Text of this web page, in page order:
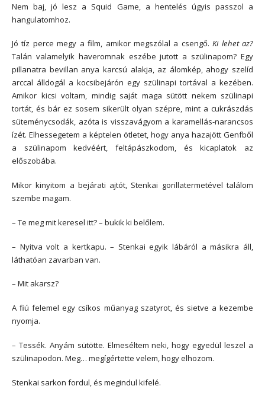
Nem baj, jó lesz a Squid Game, a hentelés úgyis passzol a
hangulatomhoz.
Jó tíz perce megy a film, amikor megszólal a csengő.Ki lehet az?
Talán valamelyik haveromnak eszébe jutott a szülinapom? Egy
pillanatra bevillan anya karcsú alakja, az álomkép, ahogy szelíd
arccal álldogál a kocsibejárón egy szülinapi tortával a kezében.
Amikor kicsi voltam, mindig saját maga sütött nekem szülinapi
tortát, és bár ez sosem sikerült olyan szépre, mint a cukrászdás
süteménycsodák, azóta is visszavágyom a karamellás-narancsos
ízét. Elhessegetem a képtelen ötletet, hogy anya hazajött Genfből
a szülinapom kedvéért, feltápászkodom, és kicaplatok az
előszobába.
Mikor kinyitom a bejárati ajtót, Stenkai gorillatermetével találom
szembe magam.
– Te meg mit keresel itt? – bukik ki belőlem.
– Nyitva volt a kertkapu. – Stenkai egyik lábáról a másikra áll,
láthatóan zavarban van.
– Mit akarsz?
A fiú felemel egy csíkos műanyag szatyrot, és sietve a kezembe
nyomja.
– Tessék. Anyám sütötte. Elmeséltem neki, hogy egyedül leszel a
szülinapodon. Meg… megígértette velem, hogy elhozom.
Stenkai sarkon fordul, és megindul kifelé.